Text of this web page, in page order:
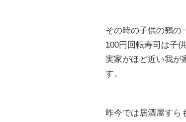
その時の子供の鶴の
100円回転寿司は子
実家がほど近い我が
す。
昨今では居酒屋すら